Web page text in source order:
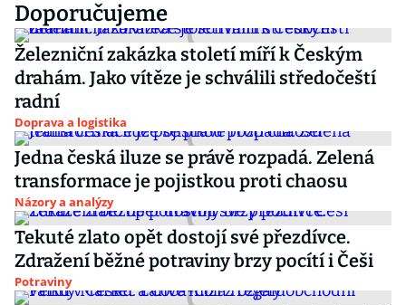
Doporučujeme
Železniční zakázka století míří k Českým
drahám. Jako vítěze je schválili středočeští
radní
Doprava a logistika
Jedna česká iluze se právě rozpadá. Zelená
transformace je pojistkou proti chaosu
Názory a analýzy
Tekuté zlato opět dostojí své přezdívce.
Zdražení běžné potraviny brzy pocítí i Češi
Potraviny